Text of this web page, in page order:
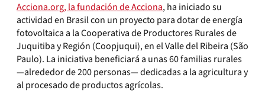
Acciona.org, la fundación de Acciona, ha iniciado su
actividad en Brasil con un proyecto para dotar de energía
fotovoltaica a la Cooperativa de Productores Rurales de
Juquitiba y Región (Coopjuqui), en el Valle del Ribeira (São
Paulo). La iniciativa beneficiará a unas 60 familias rurales
—alrededor de 200 personas— dedicadas a la agricultura y
al procesado de productos agrícolas.